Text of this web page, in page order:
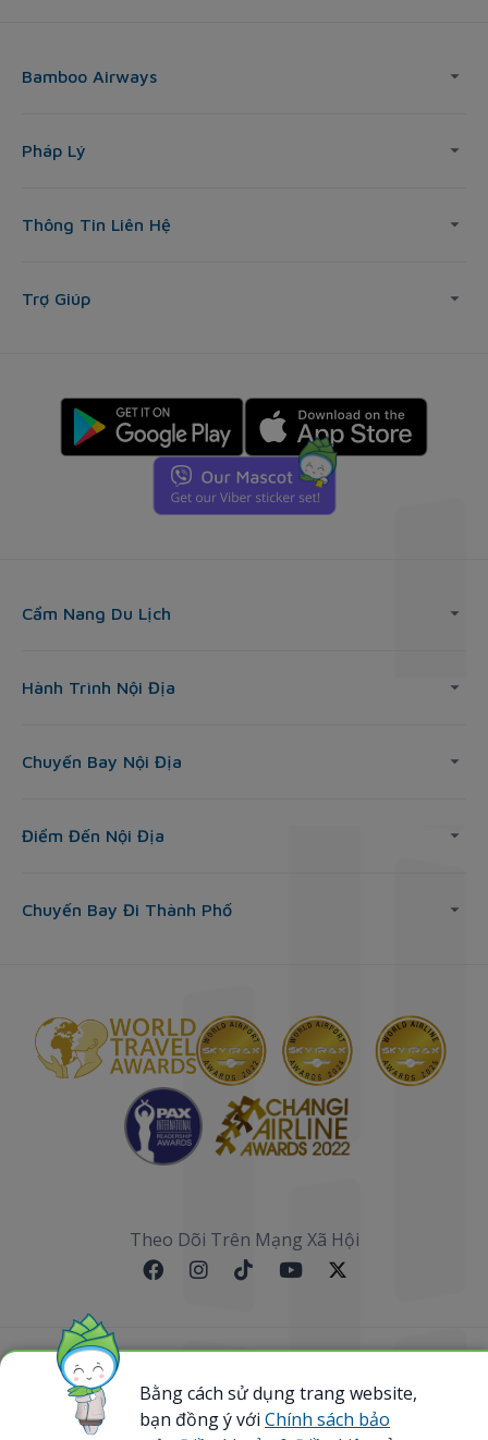
Bamboo Airways
Pháp Lý
Thông Tin Liên Hệ
Trợ Giúp
Cẩm Nang Du Lịch
Hành Trình Nội Địa
Chuyến Bay Nội Địa
Điểm Đến Nội Địa
Chuyến Bay Đi Thành Phố
Theo Dõi Trên Mạng Xã Hội
Sơ đồ website
@ 2023 Bamboo Airways Copyright. All Rights
Bằng cách sử dụng trang website,
bạn đồng ý với Chính sách bảo